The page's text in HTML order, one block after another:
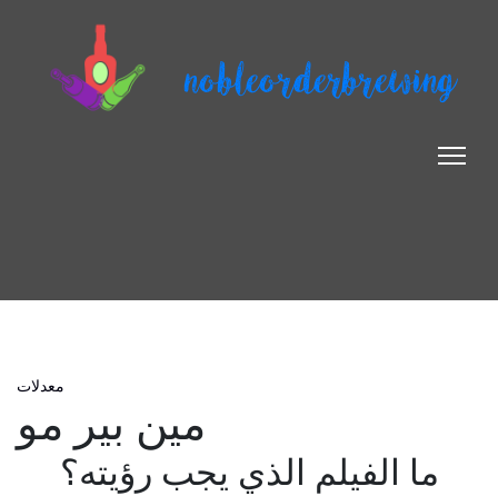
nobleorderbrewing
معدلات
مين بير مو
ما الفيلم الذي يجب رؤيته؟